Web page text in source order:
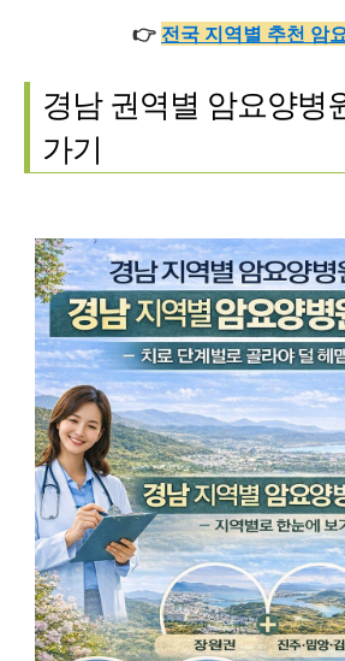
👉 전국 지역별 추천 암
경남 권역별 암요양병
가기